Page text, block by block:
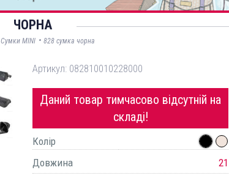
ЧОРНА
Сумки MINI • 828 сумка чорна
Артикул: 082810010228000
Даний товар тимчасово відсутній на
складі!
Колір
Довжина
21